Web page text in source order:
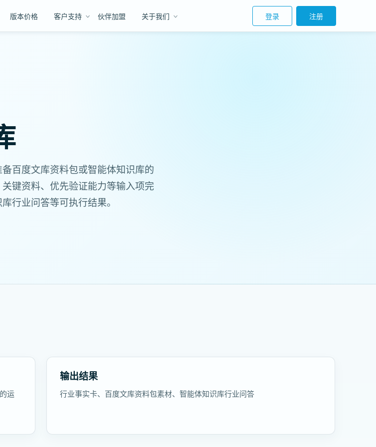
版本价格 客户支持 伙伴加盟 关于我们 登录 注册
百度文库资料包或智能体知识库的
键资料、优先验证能力等输入项完
行业问答等可执行结果。
运
输出结果
行业事实卡、百度文库资料包素材、智能体知识库行业问答